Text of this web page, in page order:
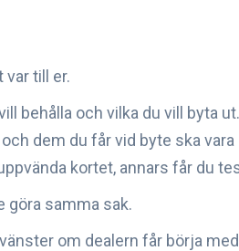
till er.
behålla och vilka du vill byta
dem du får vid byte ska
kortet, annars får du
göra samma sak.
om dealern får börja